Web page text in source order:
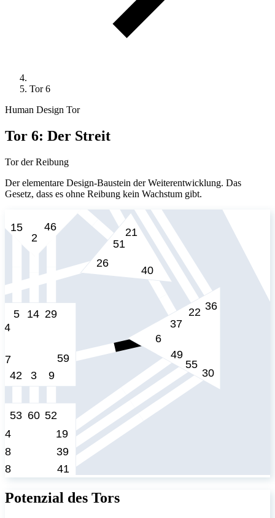
Tor 6
Human Design Tor
Tor 6: Der Streit
Tor der Reibung
Der elementare Design-Baustein der Weiterentwicklung. Das
Gesetz, dass es ohne Reibung kein Wachstum gibt.
Potenzial des Tors